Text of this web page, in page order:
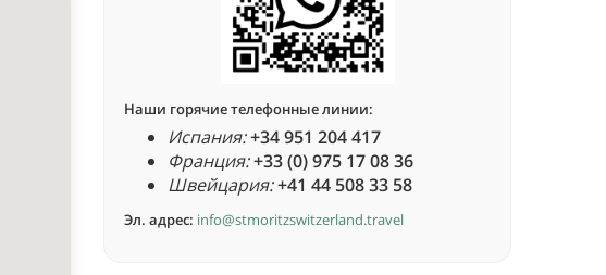
Наши горячие телефонные линии:
Испания:+34 951 204 417
Франция:+33 (0) 975 17 08 36
Швейцария:+41 44 508 33 58
Эл. адрес: info@stmoritzswitzerland.travel